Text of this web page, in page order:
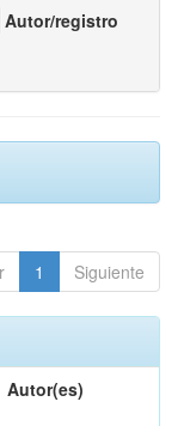
Autor/registro
1 Siguiente
Autor(es)